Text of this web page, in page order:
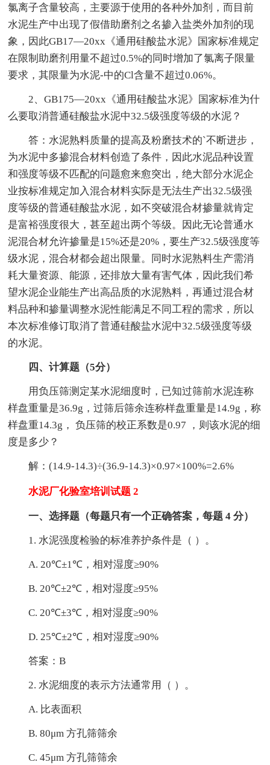
氯离子含量较高，主要源于使用的各种外加剂，而目前
水泥生产中出现了假借助磨剂之名掺入盐类外加剂的现
象，因此GB17—20xx《通用硅酸盐水泥》国家标准规定
在限制助磨剂用量不超过0.5%的同时增加了氯离子限量
要求，其限量为水泥-中的Cl含量不超过0.06%。
2、GB175—20xx《通用硅酸盐水泥》国家标准为什
么要取消普通硅酸盐水泥中32.5级强度等级的水泥？
答：水泥熟料质量的提高及粉磨技术的`不断进步，
为水泥中多掺混合材料创造了条件，因此水泥品种设置
和强度等级不匹配的问题愈来愈突出，绝大部分水泥企
业按标准规定加入混合材料实际是无法生产出32.5级强
度等级的普通硅酸盐水泥，如不突破混合材掺量就肯定
是富裕强度很大，甚至超出两个等级。因此无论普通水
泥混合材允许掺量是15%还是20%，要生产32.5级强度等
级水泥，混合材都会超出限量。同时水泥熟料生产需消
耗大量资源、能源，还排放大量有害气体，因此我们希
望水泥企业能生产出高品质的水泥熟料，再通过混合材
料品种和掺量调整水泥性能满足不同工程的需求，所以
本次标准修订取消了普通硅酸盐水泥中32.5级强度等级
的水泥。
四、计算题（5分）
用负压筛测定某水泥细度时，已知过筛前水泥连称
样盘重量是36.9g，过筛后筛余连称样盘重量是14.9g，称
样盘重14.3g， 负压筛的校正系数是0.97 ，则该水泥的细
度是多少？
解：(14.9-14.3)÷(36.9-14.3)×0.97×100%=2.6%
水泥厂化验室培训试题 2
一、选择题（每题只有一个正确答案，每题 4 分）
1. 水泥强度检验的标准养护条件是（ ）。
A. 20℃±1℃，相对湿度≥90%
B. 20℃±2℃，相对湿度≥95%
C. 20℃±3℃，相对湿度≥90%
D. 25℃±2℃，相对湿度≥90%
答案：B
2. 水泥细度的表示方法通常用（ ）。
A. 比表面积
B. 80μm 方孔筛筛余
C. 45μm 方孔筛筛余